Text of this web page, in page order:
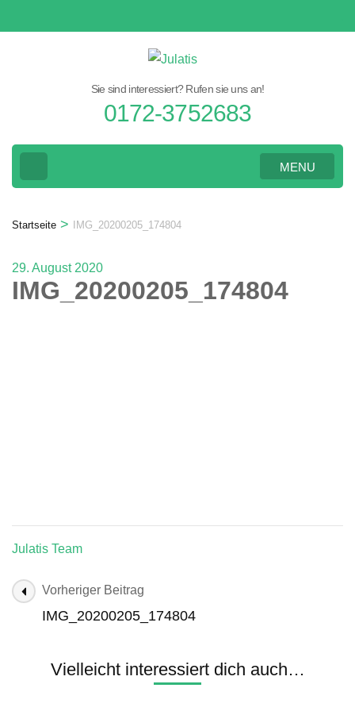
Inhalt
Sie sind interessiert? Rufen sie uns an!
0172-3752683
MENU
Startseite > IMG_20200205_174804
29. August 2020
IMG_20200205_174804
Julatis Team
Beitragsnavigation
Vorheriger Beitrag
IMG_20200205_174804
Vielleicht interessiert dich auch…